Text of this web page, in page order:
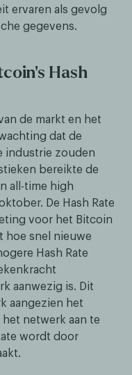
ervaren als gevolg
gegevens.
Hash
de markt en het
dat de
industrie zouden
bereikte de
all-time high
De Hash Rate
voor het Bitcoin
hoe snel nieuwe
Hash Rate
aanwezig is. Dit
aangezien het
netwerk aan te
wordt door